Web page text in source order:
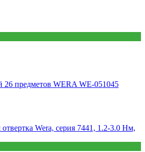
26 предметов WERA WE-051045